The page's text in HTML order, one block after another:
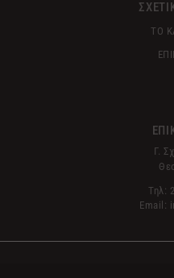
ΤΟ
Γ.
Τηλ:
Email: